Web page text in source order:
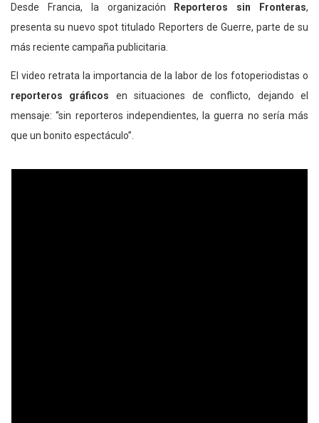
Desde Francia, la organización Reporteros sin Fronteras,
presenta su nuevo spot titulado Reporters de Guerre, parte de su
más reciente campaña publicitaria.
El video retrata la importancia de la labor de los fotoperiodistas o
reporteros gráficos en situaciones de conflicto, dejando el
mensaje: “sin reporteros independientes, la guerra no sería más
que un bonito espectáculo”.